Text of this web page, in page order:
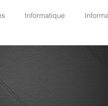
Informatique
Debian Sécurité
Bureautique